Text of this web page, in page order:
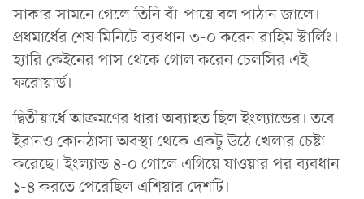
সাকার সামনে গেলে তিনি বাঁ-পায়ে বল পাঠান জালে।
প্রধমার্ধের শেষ মিনিটে ব্যবধান ৩-০ করেন রাহিম স্টার্লিং।
হ্যারি কেইনের পাস থেকে গোল করেন চেলসির এই
ফরোয়ার্ড।
দ্বিতীয়ার্ধে আক্রমণের ধারা অব্যাহত ছিল ইংল্যান্ডের। তবে
ইরানও কোনঠাসা অবস্থা থেকে একটু উঠে খেলার চেষ্টা
করেছে। ইংল্যান্ড ৪-০ গোলে এগিয়ে যাওয়ার পর ব্যবধান
১-৪ করতে পেরেছিল এশিয়ার দেশটি।